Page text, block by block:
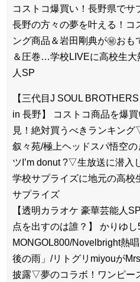
コストコ爆買い！長野県でサ
長野の方々の夢を叶える！コ
ング商品＆岩田剛典が㊙おも
＆圧巻…学校LIVEに高校生
人SP
【三代目J SOUL
in 長野】 コストコ商品を爆
見！絶対買うべきランキン
叙々苑/極上ヘッドスパ悟空
ツI’m donut ?▽生放送に潜
学校サプライズに地元の高校
サプライズ
【透明カラオケ 豪華芸能人
点を出すのは誰？】 かりゆし
MONGOL800/Novelbright熱
後の雨」/リトグリmiyouが
披露▽夢のコラボ！ワンピー